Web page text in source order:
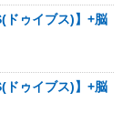
ドゥイブス)】+脳
ドゥイブス)】+脳